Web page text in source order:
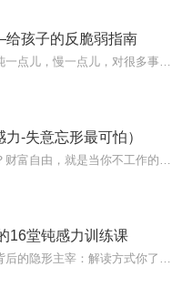
孩子的反脆弱指南
-失意忘形最可怕）
16堂钝感力训练课